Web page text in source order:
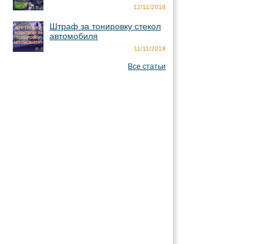
12/11/2018
Штраф за тонировку стекол
автомобиля
11/11/2018
Все статьи